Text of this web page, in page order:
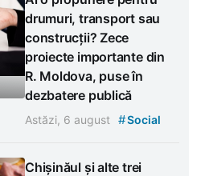
drumuri, transport sau
construcții? Zece
proiecte importante din
R. Moldova, puse în
dezbatere publică
Astăzi, 6 august #Social
Chișinăul și alte trei